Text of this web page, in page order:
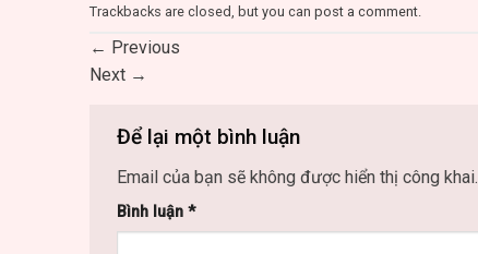
Trackbacks are closed, but you can post a comment.
← Previous
Next →
Để lại một bình luận
Email của bạn sẽ không được hiển thị công khai.
Bình luận *